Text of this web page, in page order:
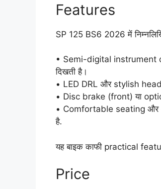
Features
SP 125 BS6 2026 में
• Semi-digital instrument
दिखती है।
• LED DRL और stylish
• Disc brake (front) या
• Comfortable seating और
है.
यह बाइक काफी practical
Price